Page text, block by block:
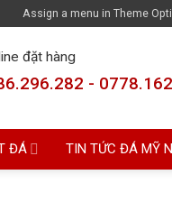
Assign a menu in Theme
đặt hàng
-
ĐÁ TIN TỨC ĐÁ MỸ